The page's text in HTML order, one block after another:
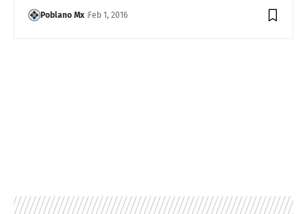
Poblano Mx Feb 1, 2016